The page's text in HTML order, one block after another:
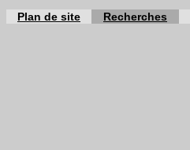
Plan de site
Recherches